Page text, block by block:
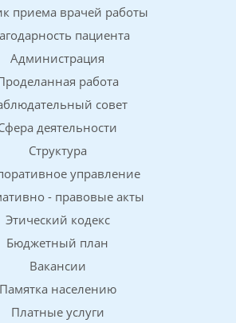
приема врачей работы
пациента
Администрация
работа
совет
деятельности
Структура
управление
- правовые акты
Этический кодекс
Бюджетный план
Вакансии
Памятка населению
Платные услуги